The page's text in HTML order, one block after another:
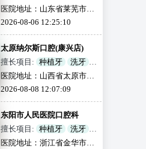
牙齿矫正
烤瓷牙
牙套
活动义齿
牙齿美白
颌面外科
儿童齿科
地包天
医院地址：山东省莱芜市莱
城区阳光花园北门
2026-08-06 12:25:10
太原纳尔斯口腔(康兴店)
擅长项目: 种植牙
洗牙
牙齿矫正
烤瓷牙
龋齿
补牙
全瓷牙
活动义齿
牙齿美白
颌面外科
儿童齿科
地包天
医院地址：山西省太原市万
柏林区康兴路7号晋阳峰璟东
2026-08-08 12:07:09
东阳市人民医院口腔科
擅长项目: 种植牙
洗牙
牙齿矫正
烤瓷牙
牙套
医院地址：浙江省金华市东